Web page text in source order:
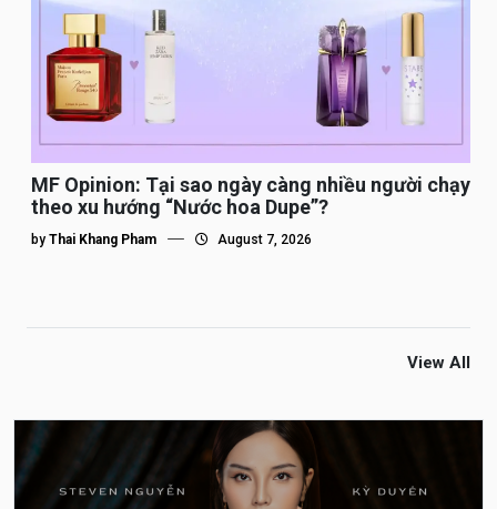
MF Opinion: Tại sao ngày càng nhiều người chạy
theo xu hướng “Nước hoa Dupe”?
by Thai Khang Pham August 7, 2026
View All